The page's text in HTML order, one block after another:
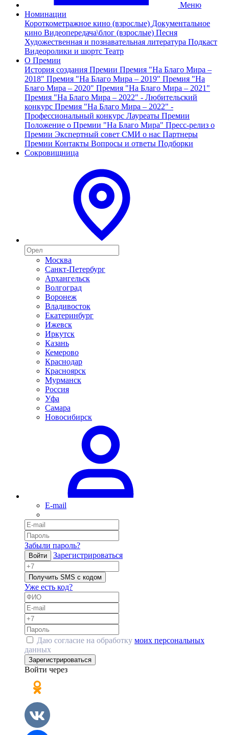
Меню
Номинации
Короткометражное кино (взрослые) Документальное
кино Видеопередача\блог (взрослые) Песня
Художественная и познавательная литература Подкаст
Видеоролики и шортс Театр
О Премии
История создания Премии Премия "На Благо Мира –
2018" Премия "На Благо Мира – 2019" Премия "На
Благо Мира – 2020" Премия "На Благо Мира – 2021"
Премия "На Благо Мира – 2022" - Любительский
конкурс Премия "На Благо Мира – 2022" -
Профессиональный конкурс Лауреаты Премии
Положение о Премии "На Благо Мира" Пресс-релиз о
Премии Экспертный совет СМИ о нас Партнеры
Премии Контакты Вопросы и ответы Подборки
Сокровищница
Москва
Санкт-Петербург
Архангельск
Волгоград
Воронеж
Владивосток
Екатеринбург
Ижевск
Иркутск
Казань
Кемерово
Краснодар
Красноярск
Мурманск
Россия
Уфа
Самара
Новосибирск
E-mail
Забыли пароль?
Войти Зарегистрироваться
Получить SMS с кодом
Уже есть код?
Даю согласие на обработку моих персональных
данных
Зарегистрироваться
Войти через